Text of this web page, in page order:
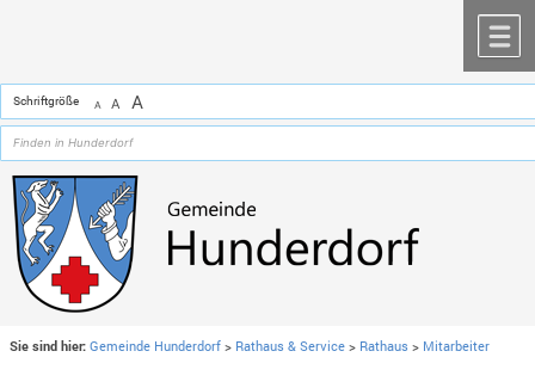
Schriftgröße A A A
Sie sind hier: Gemeinde Hunderdorf > Rathaus & Service > Rathaus > Mitarbeiter